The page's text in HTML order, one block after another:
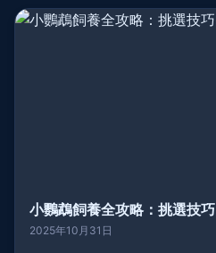
小鸚鵡飼養全攻略：挑選技
2025年10月31日